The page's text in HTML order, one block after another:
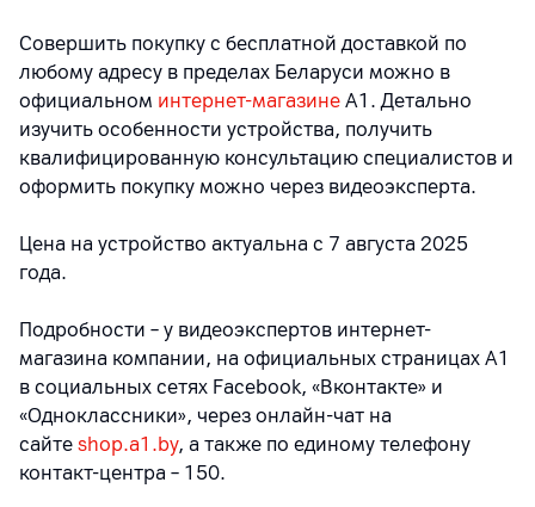
Совершить покупку с бесплатной доставкой по
любому адресу в пределах Беларуси можно в
официальном интернет-магазине А1. Детально
изучить особенности устройства, получить
квалифицированную консультацию специалистов и
оформить покупку можно через видеоэксперта.
Цена на устройство актуальна с 7 августа 2025
года.
Подробности – у видеоэкспертов интернет-
магазина компании, на официальных страницах A1
в социальных сетях Facebook, «Вконтакте» и
«Одноклассники», через онлайн-чат на
сайте shop.a1.by, а также по единому телефону
контакт-центра – 150.